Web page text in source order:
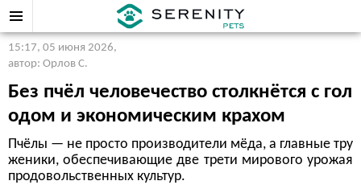
15:17, 05 июня 2026,
автор: Орлов С.
Без пчёл человечество столкнётся с гол
одом и экономическим крахом
Пчёлы — не просто производители мёда, а главные тру
женики, обеспечивающие две трети мирового урожая
продовольственных культур.